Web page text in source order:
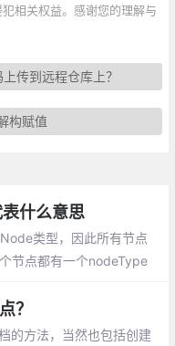
相关权益。感谢您的理解与
传到远程仓库上？
构赋值
什么意思
类型，因此所有节点
节点都有一个nodeType
？
的方法，当然也包括创建